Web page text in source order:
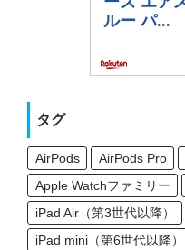
タグ
AirPods AirPods Pro
Apple Watchファミリー
iPad Air（第3世代以降）
iPad mini（第6世代以降）